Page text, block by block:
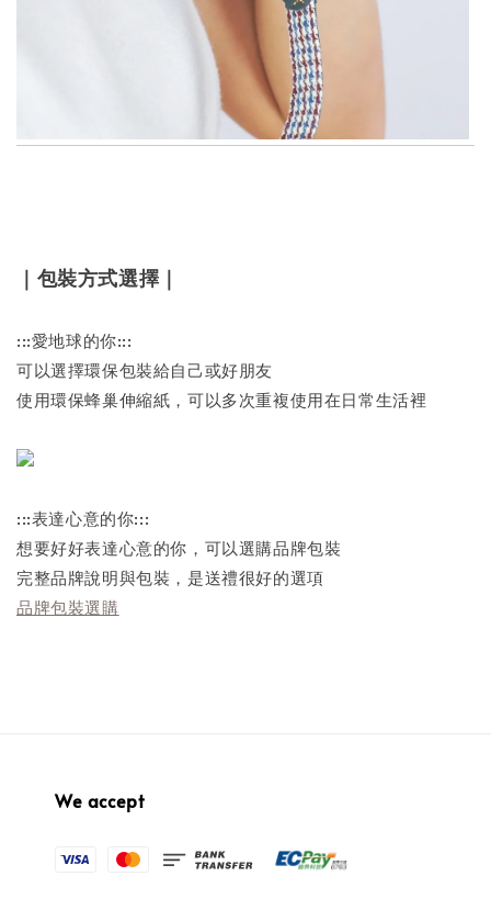
｜包裝方式選擇｜
:::愛地球的你:::
可以選擇環保包裝給自己或好朋友
使用環保蜂巢伸縮紙，可以多次重複使用在日常生活裡
:::表達心意的你:::
想要好好表達心意的你，可以選購品牌包裝
完整品牌說明與包裝，是送禮很好的選項
品牌包裝選購
We accept